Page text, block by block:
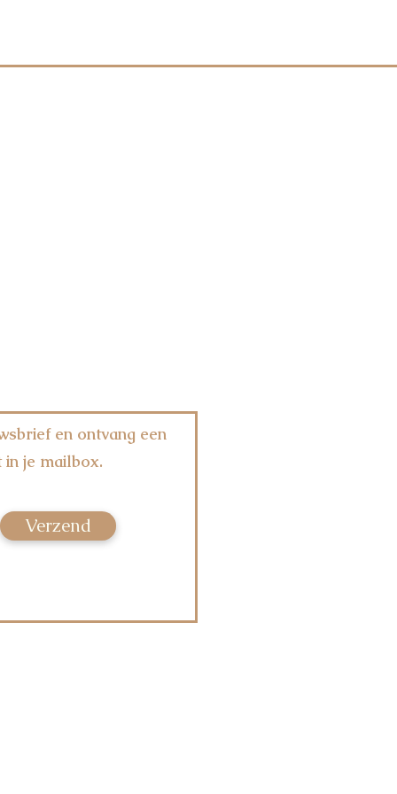
en ontvang een
in je mailbox.
Verzend